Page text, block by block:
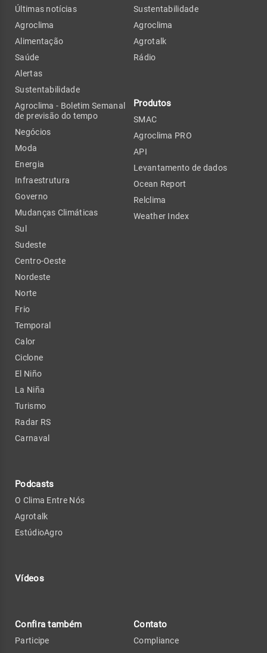
Últimas notícias
Agroclima
Alimentação
Saúde
Alertas
Sustentabilidade
Agroclima - Boletim Semanal
de previsão do tempo
Negócios
Moda
Energia
Infraestrutura
Governo
Mudanças Climáticas
Sul
Sudeste
Centro-Oeste
Nordeste
Norte
Frio
Temporal
Calor
Ciclone
El Niño
La Niña
Turismo
Radar RS
Carnaval
Podcasts
O Clima Entre Nós
Agrotalk
EstúdioAgro
Vídeos
Sustentabilidade
Agroclima
Agrotalk
Rádio
Produtos
SMAC
Agroclima PRO
API
Levantamento de dados
Ocean Report
Relclima
Weather Index
Confira também
Participe
Contato
Compliance